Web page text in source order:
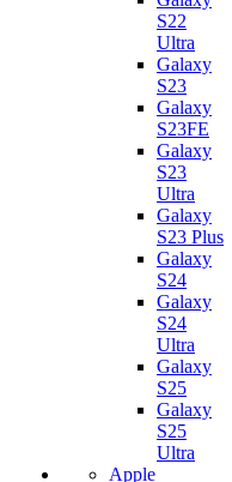
S22
Ultra
Galaxy
S23
Galaxy
S23FE
Galaxy
S23
Ultra
Galaxy
S23 Plus
Galaxy
S24
Galaxy
S24
Ultra
Galaxy
S25
Galaxy
S25
Ultra
Apple